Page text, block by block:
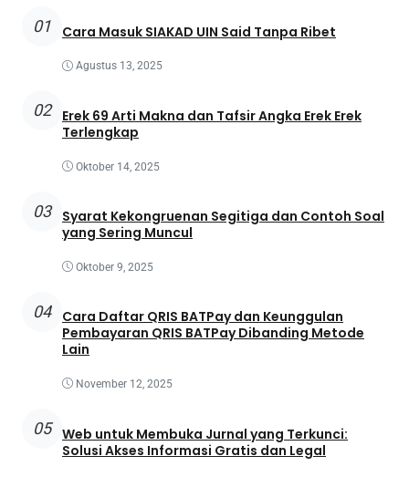
01 Cara Masuk SIAKAD UIN Said Tanpa Ribet
Agustus 13, 2025
02
Erek 69 Arti Makna dan Tafsir Angka Erek Erek
Terlengkap
Oktober 14, 2025
03
Syarat Kekongruenan Segitiga dan Contoh Soal
yang Sering Muncul
Oktober 9, 2025
04
Cara Daftar QRIS BATPay dan Keunggulan
Pembayaran QRIS BATPay Dibanding Metode
Lain
November 12, 2025
05 Web untuk Membuka Jurnal yang Terkunci:
Solusi Akses Informasi Gratis dan Legal